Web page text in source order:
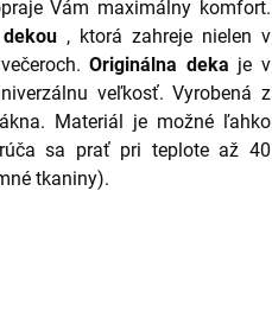
Vám maximálny komfort.
dekou, ktorá zahreje nielen v
Originálna deka je v
veľkosť.Vyrobená z
Materiál je možné ľahko
sa prať pri teplote až 40
tkaniny).